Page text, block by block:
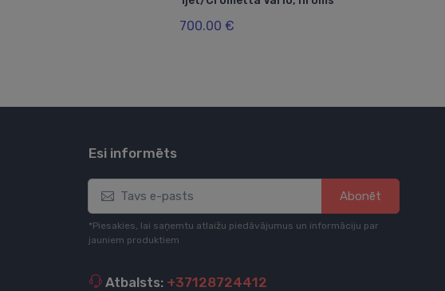
700.00 €
Esi informēts
Abonēt
*Piesakies, lai saņemtu atlaižu piedāvājumus un informāciju par
jauniem produktiem
Atbalsts: +37128724412